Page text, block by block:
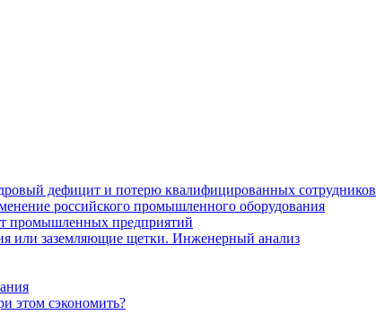
дефицит и потерю квалифицированных сотрудников
российского промышленного оборудования
промышленных предприятий
или заземляющие щетки. Инженерный анализ
этом сэкономить?